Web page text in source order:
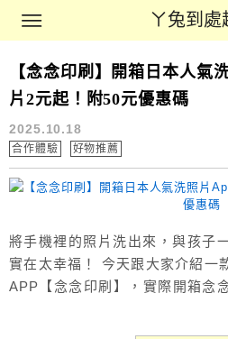
ㄚ兔到處趣❤
ㄚ兔到
Main Menu
好物推薦
【念念印刷】開箱日本人氣
片2元起！附50元優惠碼
2025.10.18
合作體驗 好物推薦
將手機裡的照片洗出來，與孩子
實在太幸福！ 今天跟大家介紹一
APP【念念印刷】，實際開箱念